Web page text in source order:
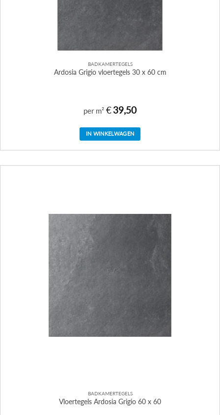
BADKAMERTEGELS
Ardosia Grigio vloertegels 30 x 60 cm
per m² €39,50
IN WINKELWAGEN
BADKAMERTEGELS
Vloertegels Ardosia Grigio 60 x 60